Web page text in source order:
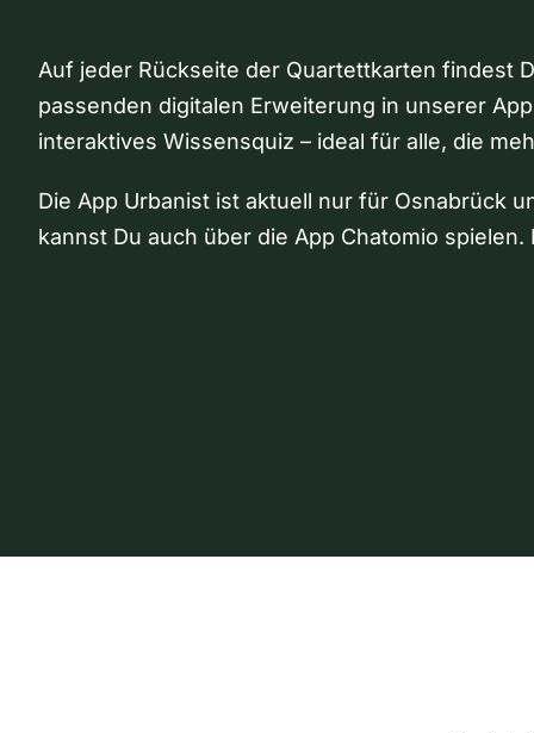
Auf jeder Rückseite der Quartettkarten findest
passenden digitalen Erweiterung in unserer
interaktives Wissensquiz – ideal für alle, die
Die App Urbanist ist aktuell nur für Osnabrück
kannst Du auch über die App Chatomio